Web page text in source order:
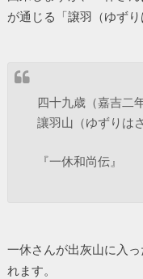
が通じる「譲羽（ゆず
四十九歳（嘉吉二年
讓羽山（ゆずりは
『一休和尚伝』
一休さんが出灰山に入
れます。